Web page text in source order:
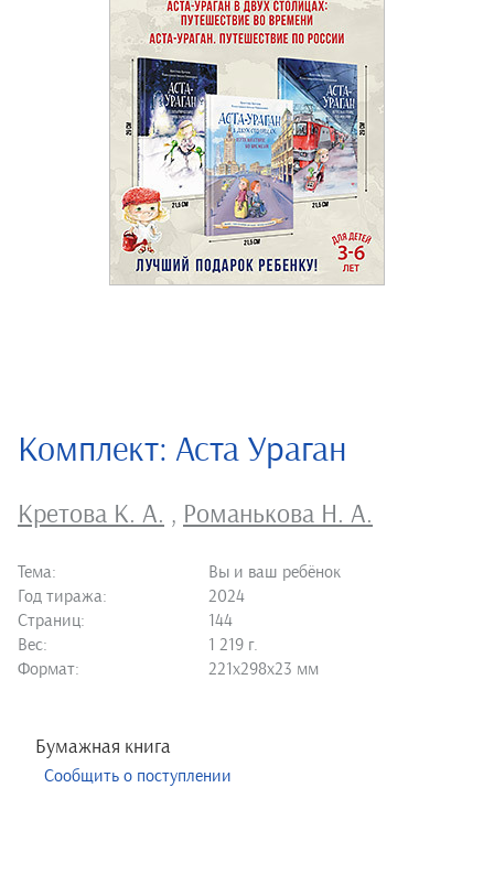
Комплект: Аста Ураган
Кретова К. А. , Романькова Н. А.
Тема:
Вы и ваш ребёнок
Год тиража:
2024
Страниц:
144
Вес:
1 219 г.
Формат:
221х298х23 мм
Бумажная книга
Сообщить о поступлении